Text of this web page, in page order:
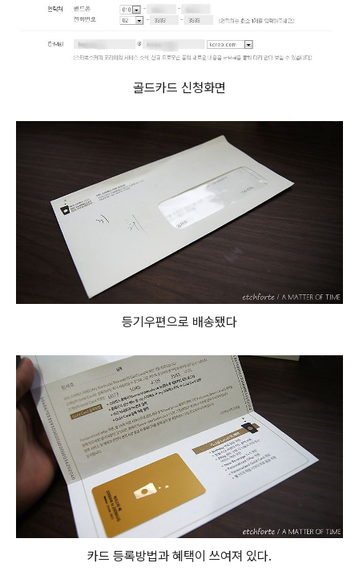
골드카드 신청화면
등기우편으로 배송됐다
카드 등록방법과 혜택이 쓰여져 있다.